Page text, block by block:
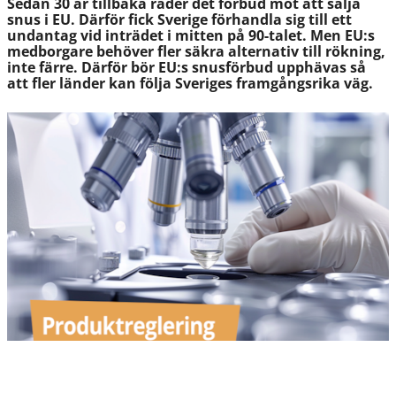
snus i EU. Därför fick Sverige förhandla sig till ett
undantag vid inträdet i mitten på 90-talet. Men EU:s
medborgare behöver fler säkra alternativ till rökning,
inte färre. Därför bör EU:s snusförbud upphävas så
att fler länder kan följa Sveriges framgångsrika väg.